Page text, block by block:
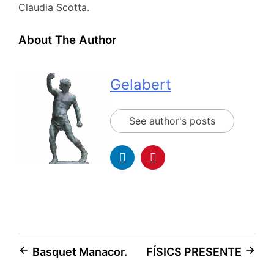
Claudia Scotta.
About The Author
Gelabert
See author's posts
Basquet Manacor.
FÍSICS PRESENTE